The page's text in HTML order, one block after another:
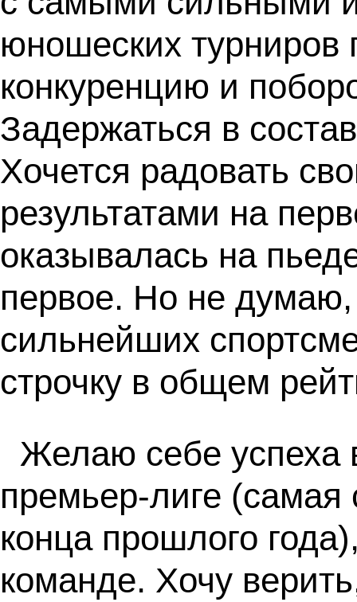
юношеских турниров
конкуренцию и
Задержаться в
Хочется радовать
результатами на
оказывалась на
первое. Но не думаю,
сильнейших
строчку в общем
Желаю себе успеха
премьер-лиге (самая
конца прошлого
команде. Хочу